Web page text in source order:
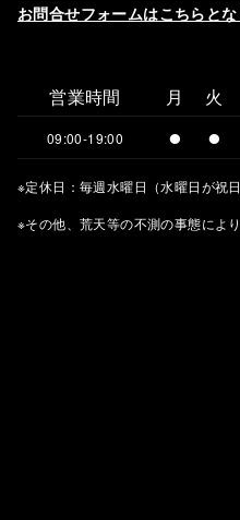
お問合せフォームはこちらとな
営業時間 月 火
09:00-19:00 ⚫︎ ⚫︎
※定休日：毎週水曜日（水曜日が祝
※その他、荒天等の不測の事態によ